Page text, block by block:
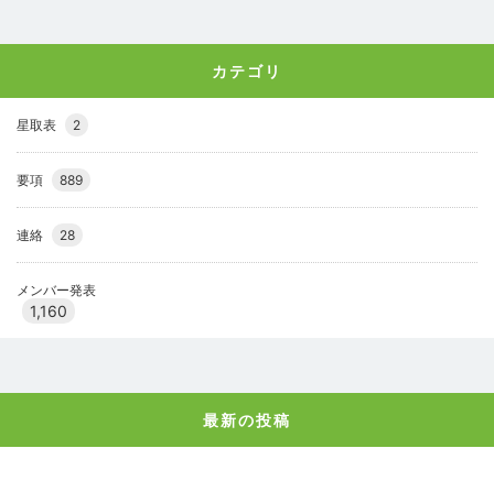
カテゴリ
星取表 2
要項 889
連絡 28
メンバー発表
1,160
最新の投稿